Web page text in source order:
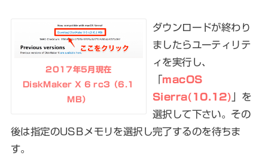
2017年5月現在
DiskMaker X 6 rc3（6.1
MB）
ダウンロードが終わり
ましたらユーティリテ
ィを実行し、
「macOS
Sierra(10.12) 」を
選択して下さい。その
後は指定のUSBメモリを選択し完了するのを待ちま
す。